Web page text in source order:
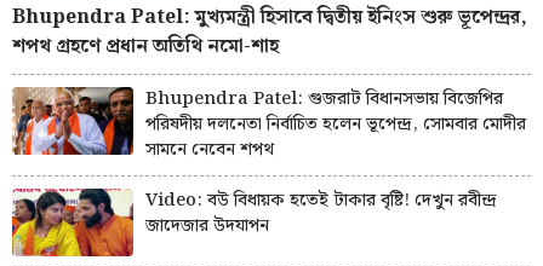
Bhupendra Patel: মুখ্যমন্ত্রী হিসাবে দ্বিতীয় ইনিংস শুরু ভূপেন্দ্রর,
শপথ গ্রহণে প্রধান অতিথি নমো-শাহ
Bhupendra Patel: গুজরাট বিধানসভায় বিজেপির
পরিষদীয় দলনেতা নির্বাচিত হলেন ভূপেন্দ্র, সোমবার মোদীর
সামনে নেবেন শপথ
Video: বউ বিধায়ক হতেই টাকার বৃষ্টি! দেখুন রবীন্দ্র
জাদেজার উদযাপন